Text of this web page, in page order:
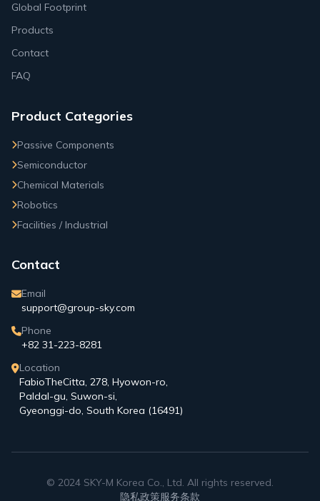
Global Footprint
Products
Contact
FAQ
Product Categories
Passive Components
Semiconductor
Chemical Materials
Robotics
Facilities / Industrial
Contact
Email
support@group-sky.com
Phone
+82 31-223-8281
Location
FabioTheCitta, 278, Hyowon-ro,
Paldal-gu, Suwon-si,
Gyeonggi-do, South Korea (16491)
© 2024 SKY-M Korea Co., Ltd. All rights reserved.
隐私政策服务条款